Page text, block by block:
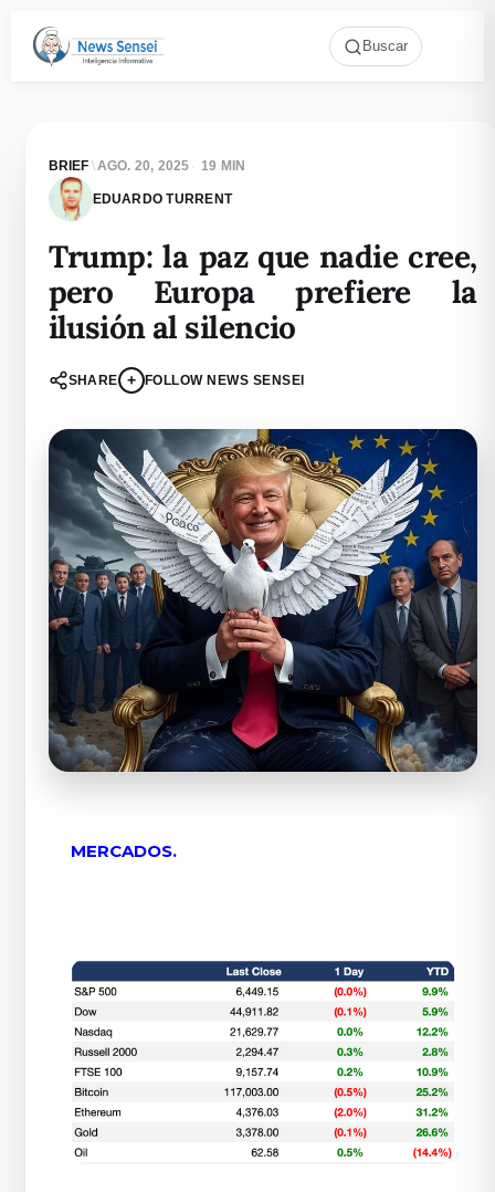
Buscar
BRIEF \AGO. 20, 2025 · 19 MIN
EDUARDO TURRENT
Trump: la paz que nadie cree,
pero Europa prefiere la
ilusión al silencio
SHARE + FOLLOW NEWS SENSEI
MERCADOS.